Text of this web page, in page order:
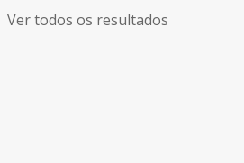
Ver todos os resultados